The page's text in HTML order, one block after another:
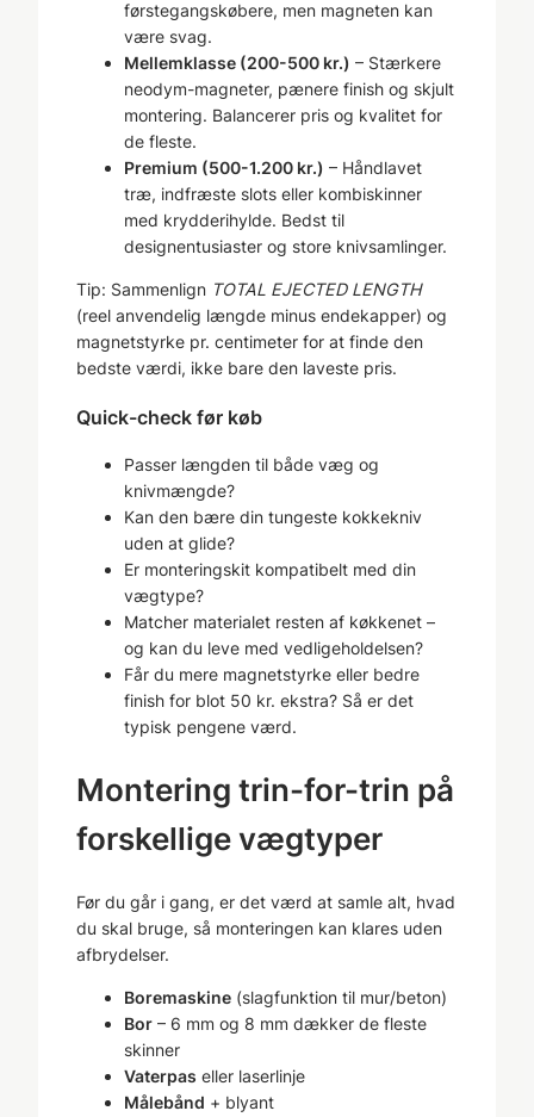
førstegangskøbere, men magneten kan
være svag.
Mellemklasse (200-500 kr.) – Stærkere
neodym-magneter, pænere finish og skjult
montering. Balancerer pris og kvalitet for
de fleste.
Premium (500-1.200 kr.) – Håndlavet
træ, indfræste slots eller kombiskinner
med krydderihylde. Bedst til
designentusiaster og store knivsamlinger.
Tip: Sammenlign TOTAL EJECTED LENGTH
(reel anvendelig længde minus endekapper) og
magnetstyrke pr. centimeter for at finde den
bedste værdi, ikke bare den laveste pris.
Quick-check før køb
Passer længden til både væg og
knivmængde?
Kan den bære din tungeste kokkekniv
uden at glide?
Er monteringskit kompatibelt med din
vægtype?
Matcher materialet resten af køkkenet –
og kan du leve med vedligeholdelsen?
Får du mere magnetstyrke eller bedre
finish for blot 50 kr. ekstra? Så er det
typisk pengene værd.
Montering trin-for-trin på
forskellige vægtyper
Før du går i gang, er det værd at samle alt, hvad
du skal bruge, så monteringen kan klares uden
afbrydelser.
Boremaskine (slagfunktion til mur/beton)
Bor – 6 mm og 8 mm dækker de fleste
skinner
Vaterpas eller laserlinje
Målebånd + blyant